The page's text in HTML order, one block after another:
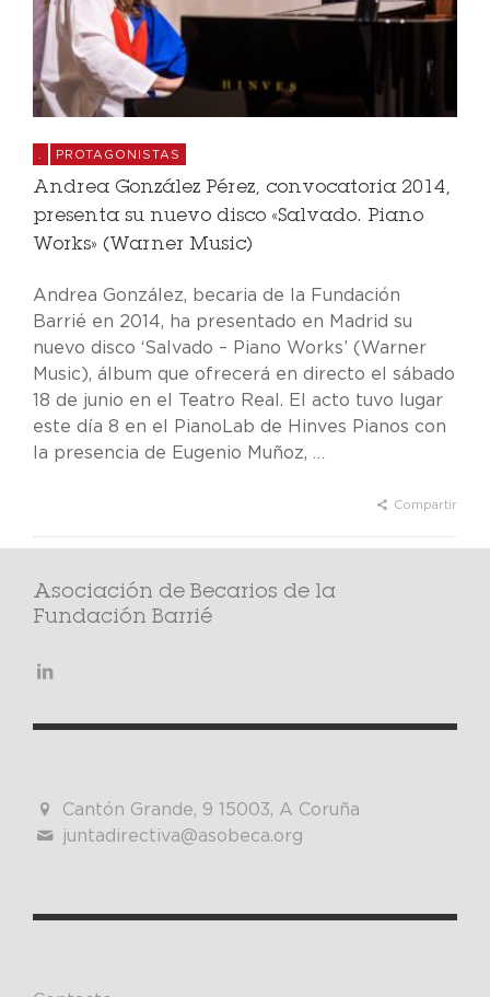
PROTAGONISTAS
Andrea González Pérez, convocatoria 2014,
presenta su nuevo disco «Salvado. Piano
Works» (Warner Music)
Andrea González, becaria de la Fundación
Barrié en 2014, ha presentado en Madrid su
nuevo disco ‘Salvado – Piano Works’ (Warner
Music), álbum que ofrecerá en directo el sábado
18 de junio en el Teatro Real. El acto tuvo lugar
este día 8 en el PianoLab de Hinves Pianos con
la presencia de Eugenio Muñoz, …
Compartir
Asociación de Becarios de la
Fundación Barrié
Cantón Grande, 9 15003, A Coruña
juntadirectiva@asobeca.org